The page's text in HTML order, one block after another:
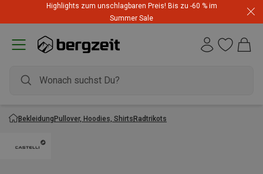
Highlights zum unschlagbaren Preis! Bis zu -60 % im
Summer Sale
BekleidungPullover, Hoodies, ShirtsRadtrikots